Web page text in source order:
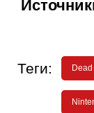
Теги: